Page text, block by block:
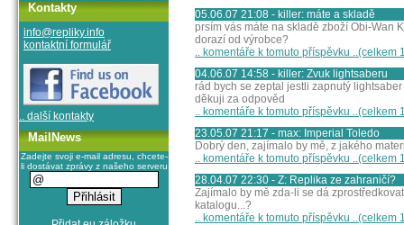
05.06.07 21:08 - killer: máte a skladě
prsím vás máte na skladě zboží Obi-Wan
dorazí od výrobce?
.. komentáře k tomuto příspěvku ..(celkem
04.06.07 14:58 - killer: Zvuk lightsaberu
rád bych se zeptal jestli zapnutý
děkuji za odpověd
.. komentáře k tomuto příspěvku ..(celkem
23.05.07 21:17 - max: Imperial Toledo
Dobrý den, zajímalo by mě, z jakého
.. komentáře k tomuto příspěvku ..(celkem
28.04.07 22:30 - Z: Replika ze zahraničí?
Zajímalo by mě zda-li se dá
katalogu...?
.. komentáře k tomuto příspěvku ..(celkem
Kontakty
info@repliky.info
kontaktní formulář
.. další kontakty
MailNews
Zadejte svoji e-mail adresu, chcete-
li dostávat zprávy z našeho serveru